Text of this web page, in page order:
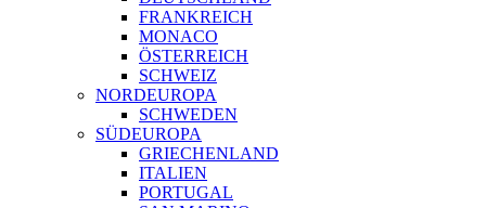
FRANKREICH
MONACO
ÖSTERREICH
SCHWEIZ
NORDEUROPA
SCHWEDEN
SÜDEUROPA
GRIECHENLAND
ITALIEN
PORTUGAL